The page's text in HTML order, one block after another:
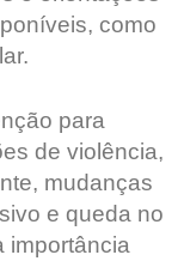
como
para
de violência,
mudanças
e queda no
importância